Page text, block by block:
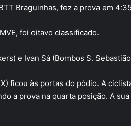
Braguinhas, fez a prova em
foi oitavo classificado.
e Ivan Sá (Bombos S.
ficou às portas do pódio. A
a prova na quarta posição. A